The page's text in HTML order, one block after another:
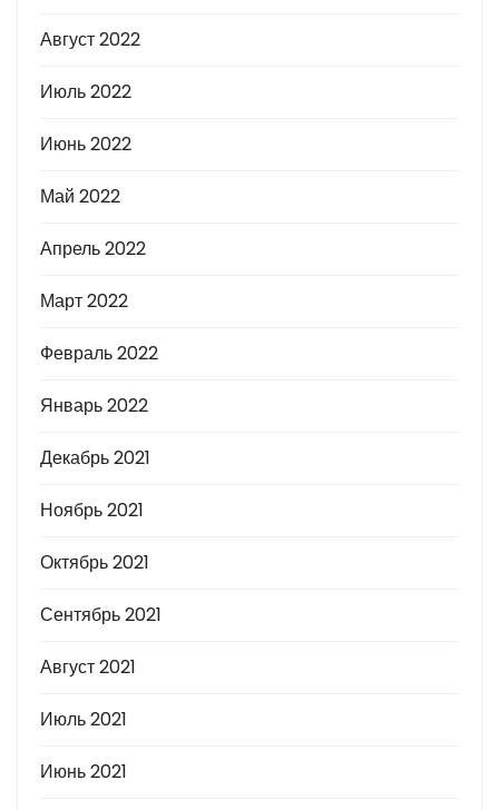
Август 2022
Июль 2022
Июнь 2022
Май 2022
Апрель 2022
Март 2022
Февраль 2022
Январь 2022
Декабрь 2021
Ноябрь 2021
Октябрь 2021
Сентябрь 2021
Август 2021
Июль 2021
Июнь 2021